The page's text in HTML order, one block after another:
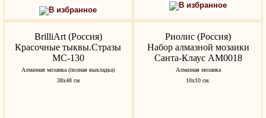
В избранное
В избранное
BrilliArt (Россия)
Красочные тыквы.Стразы
МС-130
Алмазная мозаика (полная выкладка)
38х48 см
Риолис (Россия)
Набор алмазной мозаики
Санта-Клаус АМ0018
Алмазная мозаика
10х10 см.